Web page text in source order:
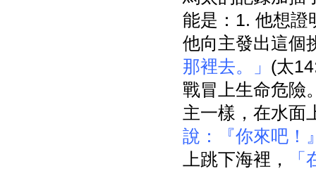
能是：1. 他想證
他向主發出這個
那裡去。」 (太
戰冒上生命危險
主一樣，在水面
說：『你來吧！
上跳下海裡，